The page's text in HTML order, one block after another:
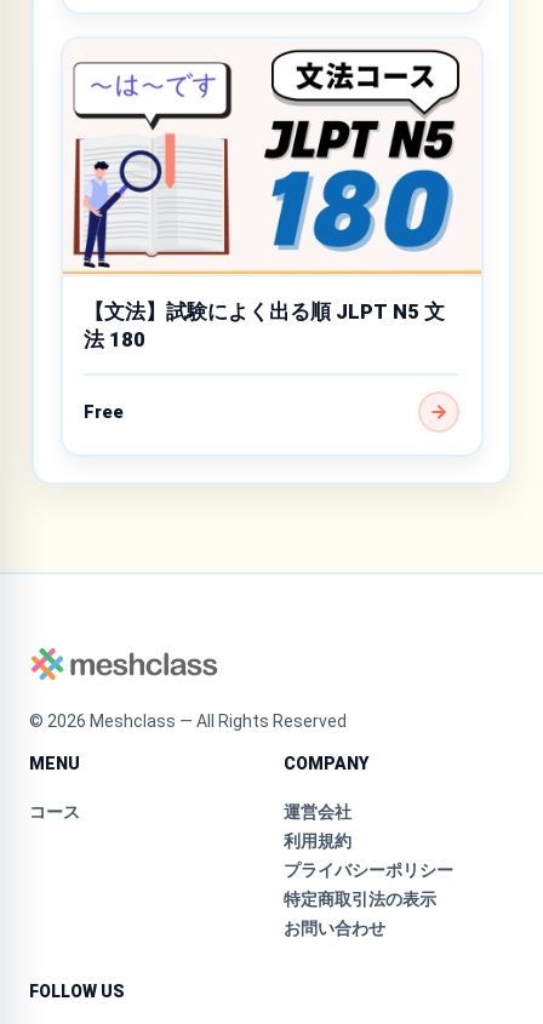
【文法】試験によく出る順 JLPT N5 文
法 180
Free
© 2026 Meshclass — All Rights Reserved
MENU
コース
COMPANY
運営会社
利用規約
プライバシーポリシー
特定商取引法の表示
お問い合わせ
FOLLOW US